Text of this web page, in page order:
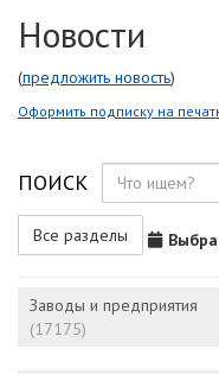
Новости
(предложить новость)
Оформить подписку на
ПОИСК
Все разделы
Заводы и предприятия
(17175)